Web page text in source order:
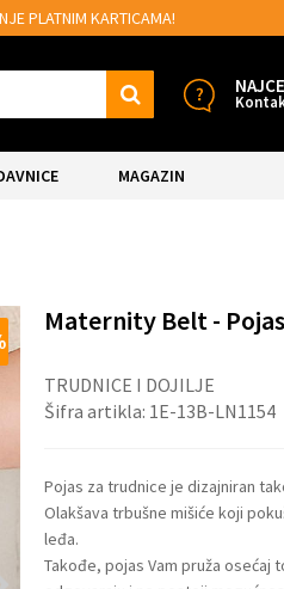
PLATNIM KARTICAMA!
MAGAZIN
Maternity Belt -
TRUDNICE I DOJILJE
Šifra artikla: 1E-13B-LN1154
Pojas za trudnice je dizajniran
Olakšava trbušne mišiće koji
leđa.
Takođe, pojas Vam pruža